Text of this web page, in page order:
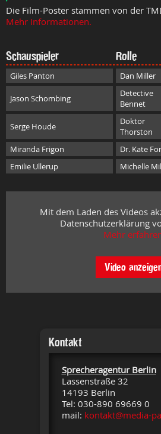
Die Film-Poster stammen von der
Mehr Informationen.
Schauspieler Rolle
Giles Panton Dan Miller
Jason Schombing
Detective
Bennet
Serge Houde
Doktor
Thorston
Miranda Frigon Dr. Kate
Emilie Ullerup
Michelle
Mit dem Laden des Videos
Datenschutzerklärung
Mehr
Video
Kontakt
Sprecheragentur Berlin
Lassenstraße 32
14193 Berlin
Tel: 030-890 69669 0
mail: kontakt@media-